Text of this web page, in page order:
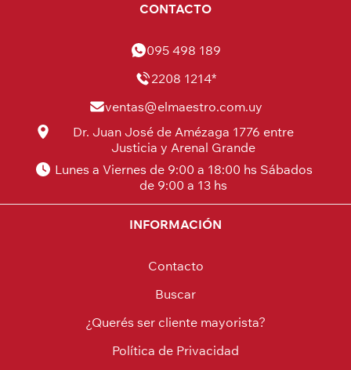
CONTACTO
095 498 189
2208 1214*
ventas@elmaestro.com.uy
Dr. Juan José de Amézaga 1776 entre
Justicia y Arenal Grande
Lunes a Viernes de 9:00 a 18:00 hs Sábados
de 9:00 a 13 hs
INFORMACIÓN
Contacto
Buscar
¿Querés ser cliente mayorista?
Política de Privacidad